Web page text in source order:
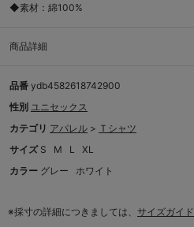
◆素材：綿100%
商品詳細
品番 ydb4582618742900
性別 ユニセックス
カテゴリ アパレル > Ｔシャツ
サイズ S M L
XL
カラー グレー ホワイト
※採寸の詳細につきましては、 サイズガイド